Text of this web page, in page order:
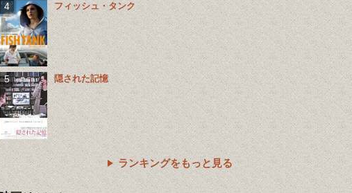
フィッシュ・タンク
隠された記憶
ランキングをもっと見る